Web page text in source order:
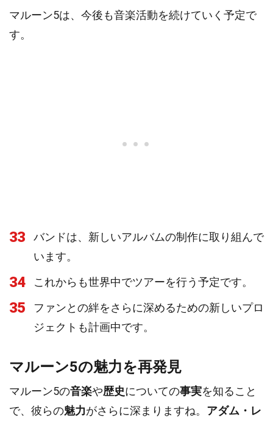
マルーン5は、今後も音楽活動を続けていく予定で
す。
33
バンドは、新しいアルバムの制作に取り組んで
います。
34 これからも世界中でツアーを行う予定です。
35
ファンとの絆をさらに深めるための新しいプロ
ジェクトも計画中です。
マルーン5の魅力を再発見
マルーン5の音楽や歴史についての事実を知ること
で、彼らの魅力がさらに深まりますね。 アダム・レ